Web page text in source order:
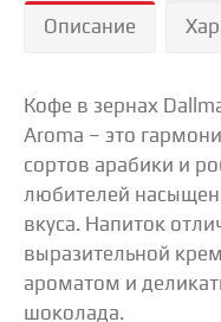
Описание
Кофе в зернах
Aroma – это
сортов арабики и
любителей
вкуса. Напиток
выразительной
ароматом и
шоколада.